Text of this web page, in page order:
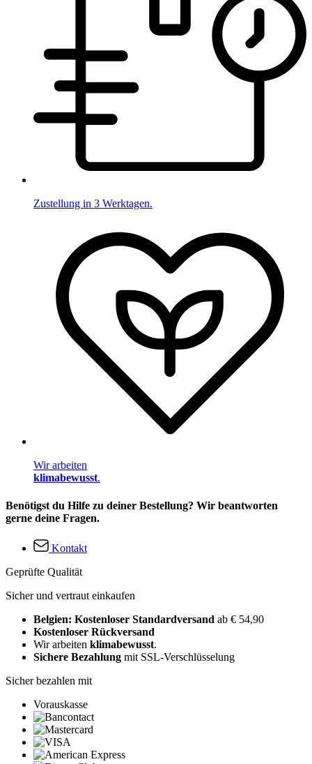
Zustellung in 3 Werktagen.
Wir arbeiten
klimabewusst.
Benötigst du Hilfe zu deiner Bestellung? Wir beantworten
gerne deine Fragen.
Kontakt
Geprüfte Qualität
Sicher und vertraut einkaufen
Belgien: Kostenloser Standardversand ab € 54,90
Kostenloser Rückversand
Wir arbeiten klimabewusst.
Sichere Bezahlung mit SSL-Verschlüsselung
Sicher bezahlen mit
Vorauskasse